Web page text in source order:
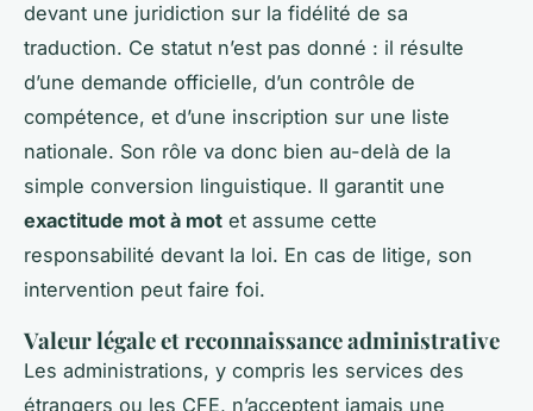
devant une juridiction sur la fidélité de sa
traduction. Ce statut n’est pas donné : il résulte
d’une demande officielle, d’un contrôle de
compétence, et d’une inscription sur une liste
nationale. Son rôle va donc bien au-delà de la
simple conversion linguistique. Il garantit une
exactitude mot à mot et assume cette
responsabilité devant la loi. En cas de litige, son
intervention peut faire foi.
Valeur légale et reconnaissance administrative
Les administrations, y compris les services des
étrangers ou les CFE, n’acceptent jamais une